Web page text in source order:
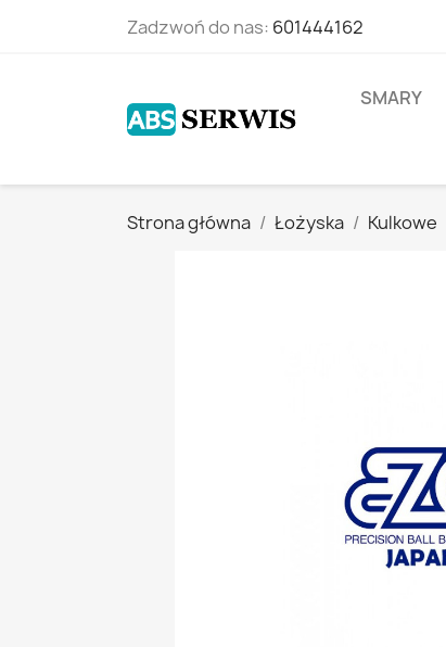
Zadzwoń do nas: 601444162
SMARY
Strona główna Łożyska Kulkowe